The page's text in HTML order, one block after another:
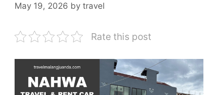
May 19, 2026 by travel
Rate this post